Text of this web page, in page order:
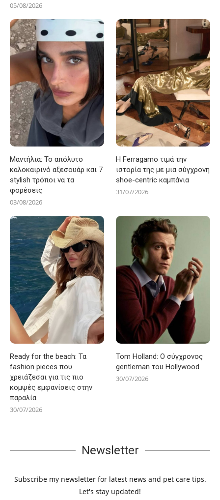
05/08/2026
Μαντήλια: Το απόλυτο
καλοκαιρινό αξεσουάρ και 7
stylish τρόποι να τα
φορέσεις
03/08/2026
Η Ferragamo τιμά την
ιστορία της με μια σύγχρονη
shoe-centric καμπάνια
31/07/2026
Ready for the beach: Τα
fashion pieces που
χρειάζεσαι για τις πιο
κομψές εμφανίσεις στην
παραλία
30/07/2026
Tom Holland: Ο σύγχρονος
gentleman του Hollywood
30/07/2026
Newsletter
Subscribe my newsletter for latest news and pet care tips.
Let's stay updated!